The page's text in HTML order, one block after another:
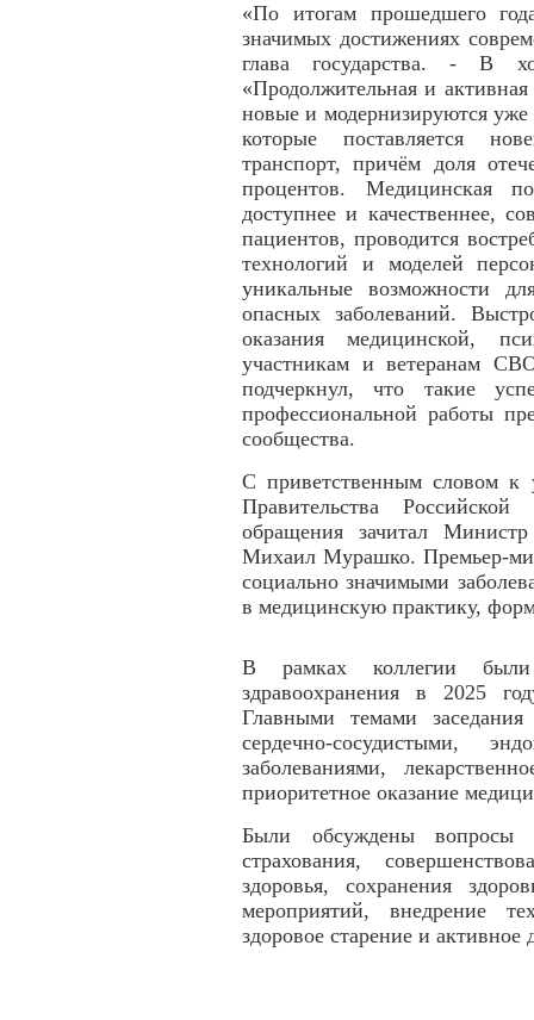
«По итогам прошедшего
значимых достижениях
глава государства. - В
«Продолжительная и
новые и модернизируются
которые поставляется
транспорт, причём доля
процентов. Медицинская
доступнее и качественнее,
пациентов, проводится
технологий и моделей
уникальные возможности
опасных заболеваний.
оказания медицинской,
участникам и ветеранам
подчеркнул, что такие
профессиональной работы
сообщества.
С приветственным словом к
Правительства
обращения зачитал
Михаил Мурашко. Премьер-
социально значимыми
в медицинскую практику,
В рамках коллегии были
здравоохранения в 2025
Главными темами
сердечно-сосудистыми,
заболеваниями,
приоритетное оказание
Были обсуждены вопросы
страхования,
здоровья, сохранения
мероприятий, внедрение
здоровое старение и активное